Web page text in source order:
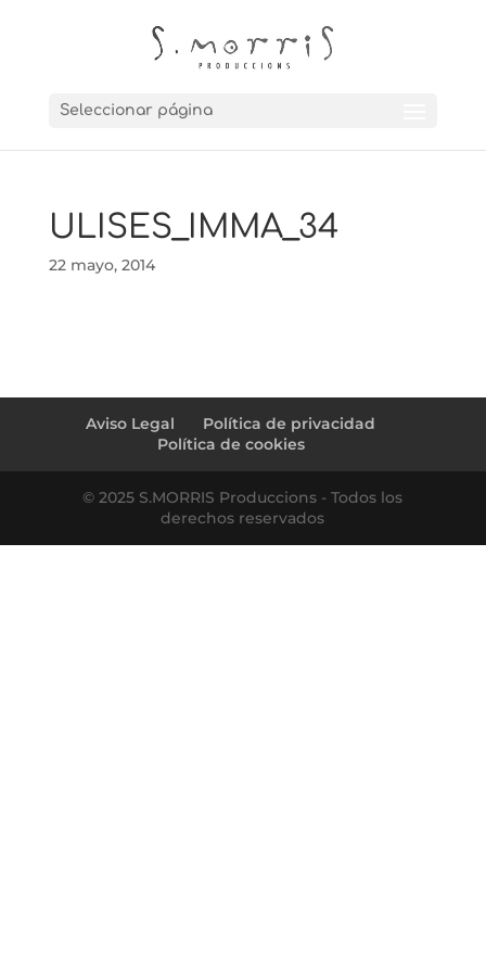
Seleccionar página
ULISES_IMMA_34
22 mayo, 2014
Aviso Legal
Política de privacidad
Política de cookies
© 2025 S.MORRIS Produccions - Todos los
derechos reservados